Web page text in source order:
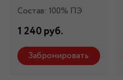
Состав: 100% ПЭ
1 240 руб.
Забронировать